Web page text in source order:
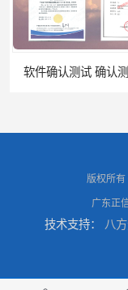
软件确认测试 确认测
政务系统验收测试 软
版权所有
广东正
技术支持： 八